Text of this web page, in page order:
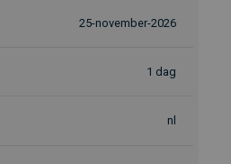
25-november-2026
1 dag
nl